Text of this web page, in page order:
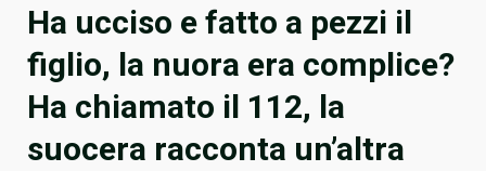
Ha ucciso e fatto a pezzi il
figlio, la nuora era complice?
Ha chiamato il 112, la
suocera racconta un’altra